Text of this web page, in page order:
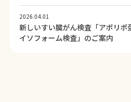
2026.04.01
新しいすい臓がん検査「アポリポ
イソフォーム検査」のご案内